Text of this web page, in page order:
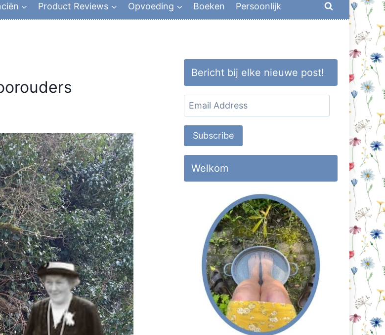
Product Reviews Opvoeding Boeken Persoonlijk
Bericht bij elke nieuwe post!
Email
Address
Subscribe
Welkom